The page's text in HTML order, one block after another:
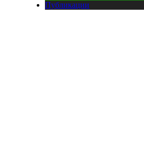
Публикации